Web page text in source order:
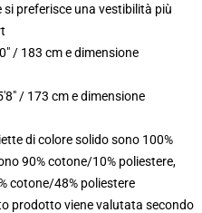
preferisce una vestibilità più
/ 183 cm e dimensione
/ 173 cm e dimensione
di colore solido sono 100%
90% cotone/10% poliestere,
cotone/48% poliestere
prodotto viene valutata secondo